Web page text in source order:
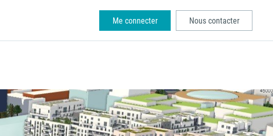
Me connecter Nous contacter